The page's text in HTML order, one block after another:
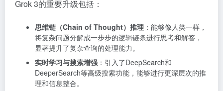
Grok 3的重要升级包括：
思维链（Chain of Thought）推理 ：能够像人类一样，
将复杂问题分解成一步步的逻辑链条进行思考和解答，
显著提升了复杂查询的处理能力。
实时学习与搜索增强 ：引入了DeepSearch和
DeeperSearch等高级搜索功能，能够进行更深层次的推
理和信息整合。